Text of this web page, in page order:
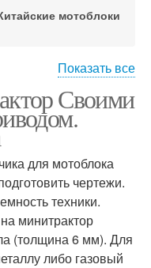
мотоблоки
Показать все
Своими
для мотоблока
чертежи.
техники.
минитрактор
(толщина 6 мм). Для
либо газовый